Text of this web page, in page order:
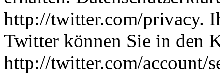
http://twitter.com/privacy.
Twitter können Sie in den
http://twitter.com/account/